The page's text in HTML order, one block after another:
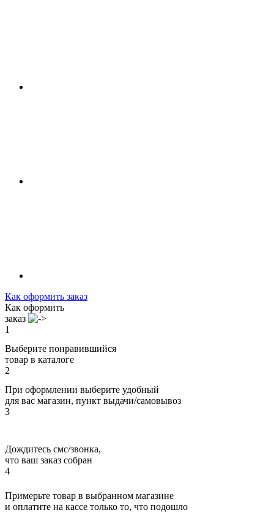
Как оформить заказ
Как оформить
заказ
1
Выберите понравившийся
товар в каталоге
2
При оформлении выберите удобный
для вас магазин, пункт выдачи/самовывоз
3
Дождитесь смс/звонка,
что ваш заказ собран
4
Примерьте товар в выбранном магазине
и оплатите на кассе только то, что подошло